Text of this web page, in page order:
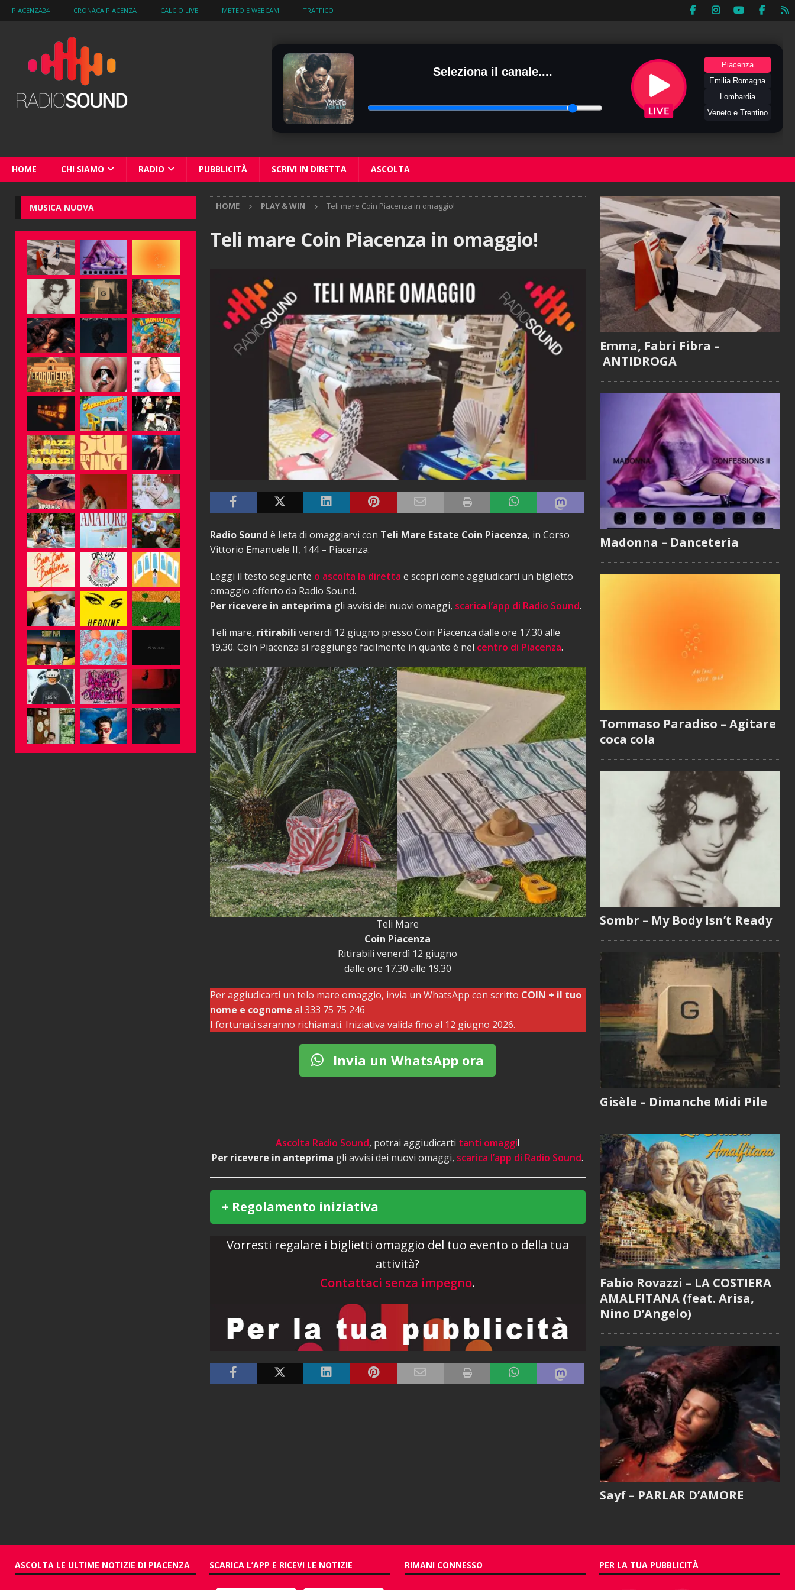
PIACENZA24 CRONACA PIACENZA CALCIO LIVE METEO E WEBCAM TRAFFICO
Seleziona il canale....
Piacenza
Emilia Romagna
Lombardia
Veneto e Trentino
HOME CHI SIAMO RADIO PUBBLICITÀ SCRIVI IN DIRETTA ASCOLTA
HOME PLAY & WIN Teli mare Coin Piacenza in omaggio!
Teli mare Coin Piacenza in omaggio!
Radio Sound è lieta di omaggiarvi con Teli Mare Estate Coin Piacenza, in Corso
Vittorio Emanuele II, 144 – Piacenza.
Leggi il testo seguente o ascolta la diretta e scopri come aggiudicarti un biglietto
omaggio offerto da Radio Sound.
Per ricevere in anteprima gli avvisi dei nuovi omaggi, scarica l’app di Radio Sound.
Teli mare, ritirabili venerdì 12 giugno presso Coin Piacenza dalle ore 17.30 alle
19.30. Coin Piacenza si raggiunge facilmente in quanto è nel centro di Piacenza.
Teli Mare
Coin Piacenza
Ritirabili venerdì 12 giugno
dalle ore 17.30 alle 19.30
Per aggiudicarti un telo mare omaggio, invia un WhatsApp con scritto COIN + il tuo
nome e cognome al 333 75 75 246
I fortunati saranno richiamati. Iniziativa valida fino al 12 giugno 2026.
Invia un WhatsApp ora
Ascolta Radio Sound, potrai aggiudicarti tanti omaggi!
Per ricevere in anteprima gli avvisi dei nuovi omaggi, scarica l’app di Radio Sound.
+ Regolamento iniziativa
Vorresti regalare i biglietti omaggio del tuo evento o della tua
attività?
Contattaci senza impegno.
MUSICA NUOVA
Emma, Fabri Fibra –
ANTIDROGA
Madonna – Danceteria
Tommaso Paradiso – Agitare
coca cola
Sombr – My Body Isn’t Ready
Gisèle – Dimanche Midi Pile
Fabio Rovazzi – LA COSTIERA
AMALFITANA (feat. Arisa,
Nino D’Angelo)
Sayf – PARLAR D’AMORE
ASCOLTA LE ULTIME NOTIZIE DI PIACENZA SCARICA L’APP E RICEVI LE NOTIZIE RIMANI CONNESSO PER LA TUA PUBBLICITÀ